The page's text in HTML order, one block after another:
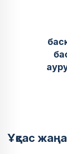
Ұқсас